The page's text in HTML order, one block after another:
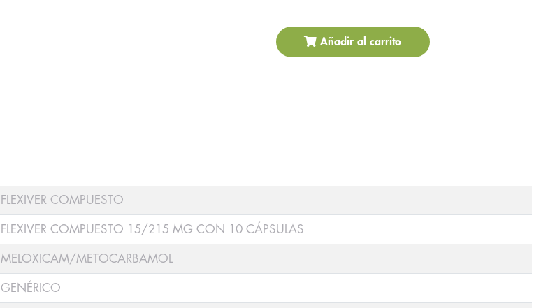
Añadir al carrito
FLEXIVER COMPUESTO
FLEXIVER COMPUESTO 15/215 MG CON 10 CÁPSULAS
MELOXICAM/METOCARBAMOL
GENÉRICO